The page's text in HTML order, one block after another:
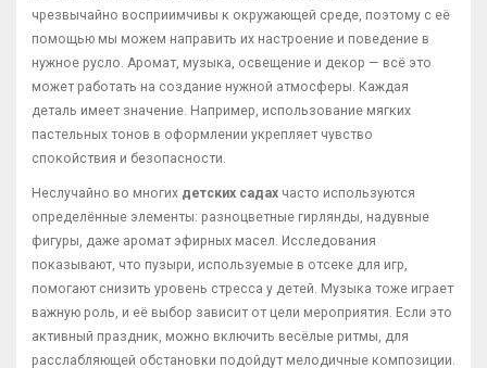
чрезвычайно восприимчивы к окружающей среде, поэтому с её
помощью мы можем направить их настроение и поведение в
нужное русло. Аромат, музыка, освещение и декор — всё это
может работать на создание нужной атмосферы. Каждая
деталь имеет значение. Например, использование мягких
пастельных тонов в оформлении укрепляет чувство
спокойствия и безопасности.
Неслучайно во многих детских садах часто используются
определённые элементы: разноцветные гирлянды, надувные
фигуры, даже аромат эфирных масел. Исследования
показывают, что пузыри, используемые в отсеке для игр,
помогают снизить уровень стресса у детей. Музыка тоже играет
важную роль, и её выбор зависит от цели мероприятия. Если это
активный праздник, можно включить весёлые ритмы, для
расслабляющей обстановки подойдут мелодичные композиции.